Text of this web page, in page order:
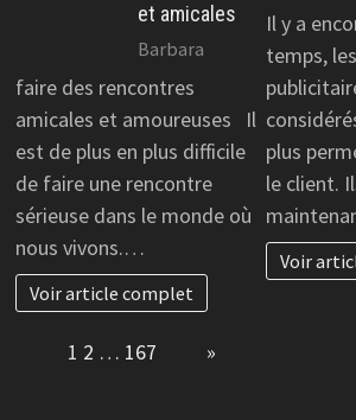
et amicales
Barbara
faire des rencontres
amicales et amoureuses Il
est de plus en plus difficile
de faire une rencontre
sérieuse dans le monde où
nous vivons.…
Voir article complet
Il y a
temps,
plus
le client.
Voir
1 2 … 167 »